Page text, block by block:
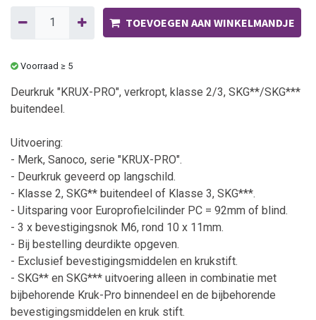
TOEVOEGEN AAN WINKELMANDJE
Voorraad ≥ 5
Deurkruk "KRUX-PRO", verkropt, klasse 2/3, SKG**/SKG***
buitendeel.
Uitvoering:
- Merk, Sanoco, serie "KRUX-PRO".
- Deurkruk geveerd op langschild.
- Klasse 2, SKG** buitendeel of Klasse 3, SKG***.
- Uitsparing voor Europrofielcilinder PC = 92mm of blind.
- 3 x bevestigingsnok M6, rond 10 x 11mm.
- Bij bestelling deurdikte opgeven.
- Exclusief bevestigingsmiddelen en krukstift.
- SKG** en SKG*** uitvoering alleen in combinatie met
bijbehorende Kruk-Pro binnendeel en de bijbehorende
bevestigingsmiddelen en kruk stift.